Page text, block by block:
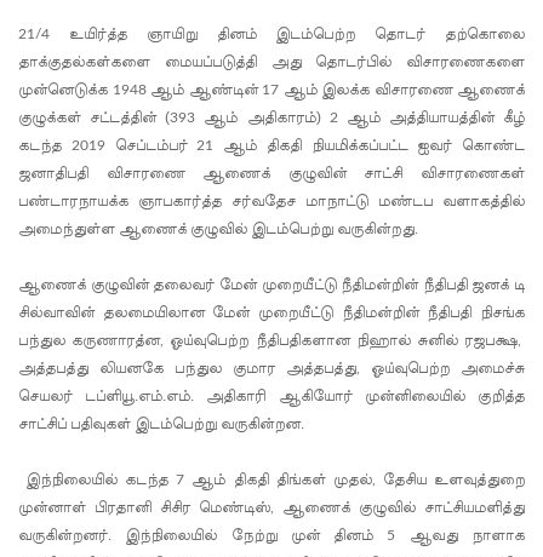
வீச்சு!
நெடுந்தீவு
இந்திய
கப்பல்
குருக்கள்ம
டம்
மனிதப்பு
தைகுழி
வழக்கு
21/4 உயிர்த்த ஞாயிறு தினம் இடம்பெற்ற தொடர் தற்கொலை
தாக்குதல்கள்களை மையப்படுத்தி அது தொடர்பில் விசாரணைகளை
முன்னெடுக்க 1948 ஆம் ஆண்டின் 17 ஆம் இலக்க விசாரணை ஆணைக்
குழுக்கள் சட்டத்தின் (393 ஆம் அதிகாரம்) 2
ஆம் அத்தியாயத்தின் கீழ்
கடந்த
2019 செப்டம்பர்21 ஆம் திகதி நியமிக்கப்பட்ட ஐவர் கொண்ட
ஜனாதிபதி விசாரணை ஆணைக் குழுவின் சாட்சி விசாரணைகள்
பண்டாரநாயக்க ஞாபகார்த்த சர்வதேச மாநாட்டு மண்டப வளாகத்தில்
அமைந்துள்ள ஆணைக் குழுவில் இடம்பெற்று வருகின்றது.
ஆணைக் குழுவின் தலைவர் மேன் முறையீட்டு நீதிமன்றின் நீதிபதி ஜனக் டி
சில்வாவின் தலமையிலான மேன் முறையீட்டு நீதிமன்றின் நீதிபதி நிசங்க
பந்துல கருணாரத்ன, ஓய்வுபெற்ற நீதிபதிகளான நிஹால் சுனில் ரஜபக்ஷ
அத்தபத்து லியனகே பந்துல குமார அத்தபத்து
ஓய்வுபெற்ற அமைச்சு
செயலர் டப்ளியூ.எம்.எம். அதிகாரி ஆகியோர் முன்னிலையில் குறித்த
சாட்சிப் பதிவுகள் இடம்பெற்று வருகின்றன.
இந்நிலையில் கடந்த7 ஆம் திகதி திங்கள் முதல், தேசிய உளவுத்துறை
முன்னாள் பிரதானி சிசிர மெண்டிஸ்
ஆணைக் குழுவில் சாட்சியமளித்து
வருகின்றனர். இந்நிலையில் நேற்று முன் தினம்
5
ஆவது நாளாக